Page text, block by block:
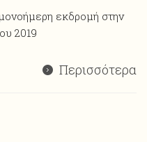
εκδρομή στην
2019
Περισσότερα